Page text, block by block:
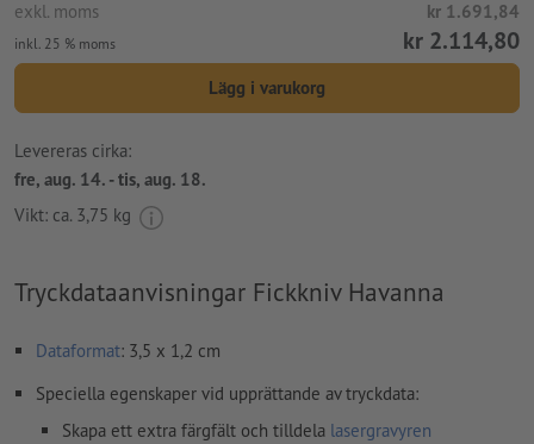
exkl. moms kr 1.691,84
inkl. 25 % moms kr 2.114,80
Lägg i varukorg
Levereras cirka:
fre, aug. 14. - tis, aug. 18.
Vikt: ca. 3,75 kg
Tryckdataanvisningar Fickkniv Havanna
Dataformat: 3,5 x 1,2 cm
Speciella egenskaper vid upprättande av tryckdata:
Skapa ett extra färgfält och tilldela lasergravyren